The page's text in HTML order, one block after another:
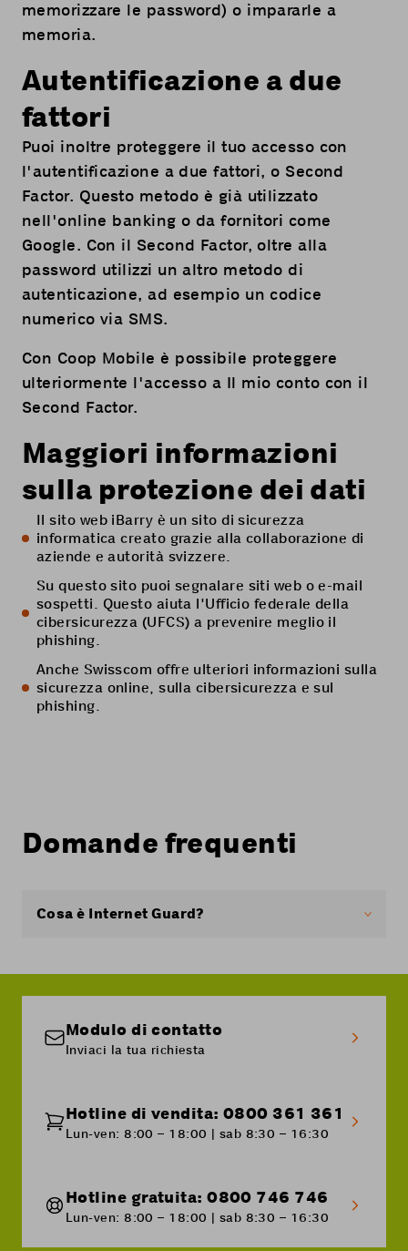
memorizzare le password) o impararle a
memoria.
Autentificazione a due
fattori
Puoi inoltre proteggere il tuo accesso con
l'autentificazione a due fattori, o Second
Factor. Questo metodo è già utilizzato
nell'online banking o da fornitori come
Google. Con il Second Factor, oltre alla
password utilizzi un altro metodo di
autenticazione, ad esempio un codice
numerico via SMS.
Con Coop Mobile è possibile proteggere
ulteriormente l'accesso a Il mio conto con il
Second Factor.
Maggiori informazioni
sulla protezione dei dati
Ilsito web iBarry è un sito di sicurezza
informatica creato grazie alla collaborazione di
aziende e autorità svizzere.
Su questo sito puoi segnalare siti web o e-mail
sospetti. Questo aiuta l'Ufficio federale della
cibersicurezza (UFCS) a prevenire meglio il
phishing.
Anche Swisscom offre ulteriori informazioni sulla
sicurezza online, sulla cibersicurezza e sul
phishing.
Domande frequenti
Cosa è Internet Guard?
su Internet che stanno per accedere a un sito
web pericoloso, p. es dei siti che tentano di
Modulo di contatto
Inviaci la tua richiesta
Hotline di vendita: 0800 361 361
Lun-ven: 8:00 – 18:00 | sab 8:30 – 16:30
Hotline gratuita: 0800 746 746
Lun-ven: 8:00 – 18:00 | sab 8:30 – 16:30